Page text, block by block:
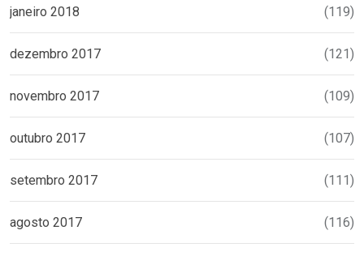
janeiro 2018 (119)
dezembro 2017 (121)
novembro 2017 (109)
outubro 2017 (107)
setembro 2017 (111)
agosto 2017 (116)